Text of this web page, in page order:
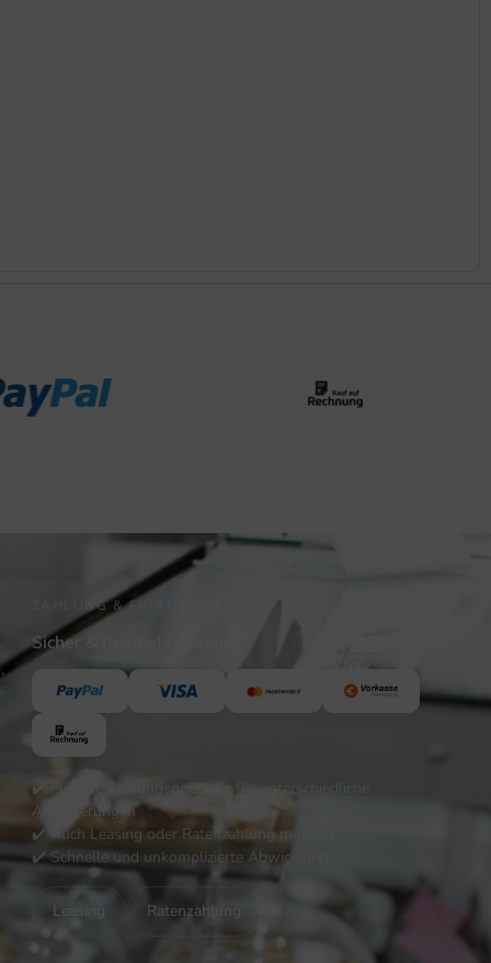
ZAHLUNG & FINANZIERUNG
Sicher & flexibel bezahlen
✔️ Flexible Zahlungsoptionen für unterschiedliche
Anforderungen
✔️ Auch Leasing oder Ratenzahlung möglich
✔️ Schnelle und unkomplizierte Abwicklung
Leasing Ratenzahlung